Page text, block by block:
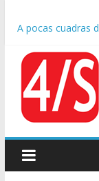
A pocas cuadras
colectivo: siete
Día de San
sindicatos y
Pesar por la
y conductor de TV
Tras la
apuntó: “Vino un
Causa AFA: el
traslado del